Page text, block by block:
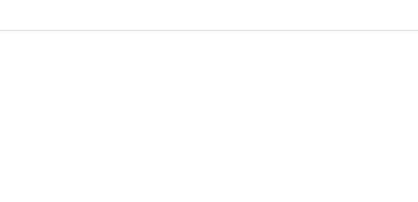
पता नया रिसर्च चौंकाने वाला खुलासा